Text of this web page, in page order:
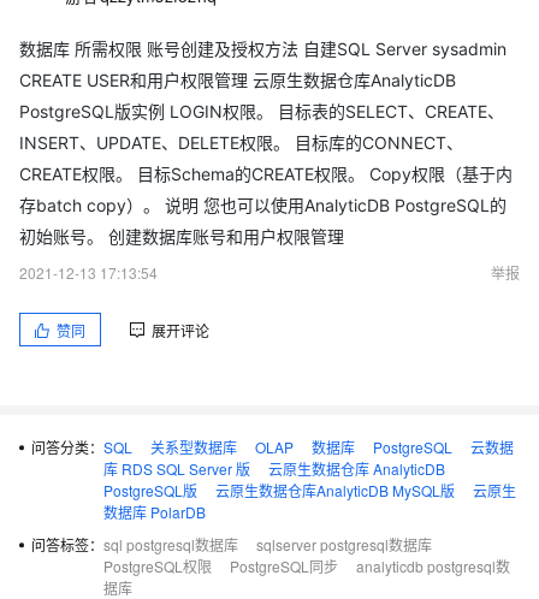
数据库 所需权限 账号创建及授权方法 自建SQL Server sysadmin
CREATE USER和用户权限管理 云原生数据仓库AnalyticDB
PostgreSQL版实例 LOGIN权限。 目标表的SELECT、CREATE、
INSERT、UPDATE、DELETE权限。 目标库的CONNECT、
CREATE权限。 目标Schema的CREATE权限。 Copy权限（基于内
存batch copy）。 说明 您也可以使用AnalyticDB PostgreSQL的
初始账号。 创建数据库账号和用户权限管理
2021-12-13 17:13:54
举报
赞同 展开评论
问答分类： SQL 关系型数据库 OLAP 数据库 PostgreSQL
云数据
库 RDS SQL Server 版
云原生数据仓库 AnalyticDB
PostgreSQL版
云原生数据仓库AnalyticDB MySQL版
云原生
数据库 PolarDB
问答标签： sql postgresql数据库
sqlserver postgresql数据库
PostgreSQL权限
PostgreSQL同步
analyticdb postgresql数
据库